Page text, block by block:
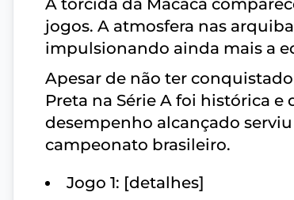
A torcida da Macaca
jogos. A atmosfera nas
impulsionando ainda mais a
Apesar de não ter
Preta na Série A foi histórica
desempenho alcançado
campeonato brasileiro.
Jogo 1: [detalhes]